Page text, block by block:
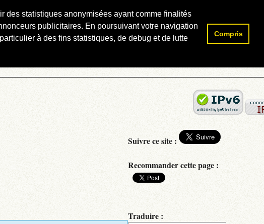
des statistiques anonymisées ayant comme finalités
publicitaires. En poursuivant votre navigation
à des fins statistiques, de debug et de lutte
Compris
Rechercher :
Suivre ce site :
Recommander cette page :
Traduire :